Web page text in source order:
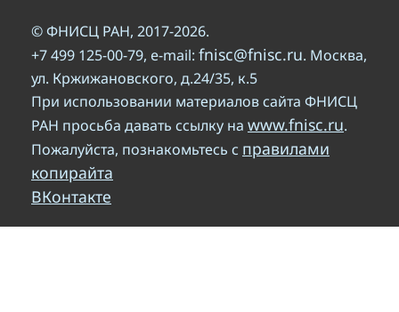
© ФНИСЦ РАН, 2017-2026.
+7 499 125-00-79, e-mail: fnisc@fnisc.ru. Москва,
ул. Кржижановского, д.24/35, к.5
При использовании материалов сайта ФНИСЦ
РАН просьба давать ссылку на www.fnisc.ru.
Пожалуйста, познакомьтесь с правилами
копирайта
ВКонтакте